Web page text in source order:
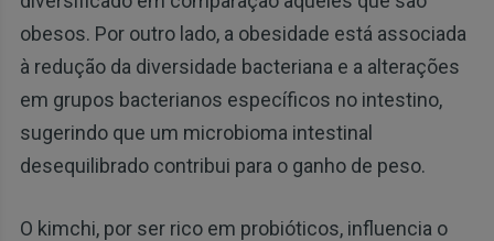
obesos. Por outro lado, a obesidade está associada
à redução da diversidade bacteriana e a alterações
em grupos bacterianos específicos no intestino,
sugerindo que um microbioma intestinal
desequilibrado contribui para o ganho de peso.
O kimchi, por ser rico em probióticos, influencia o